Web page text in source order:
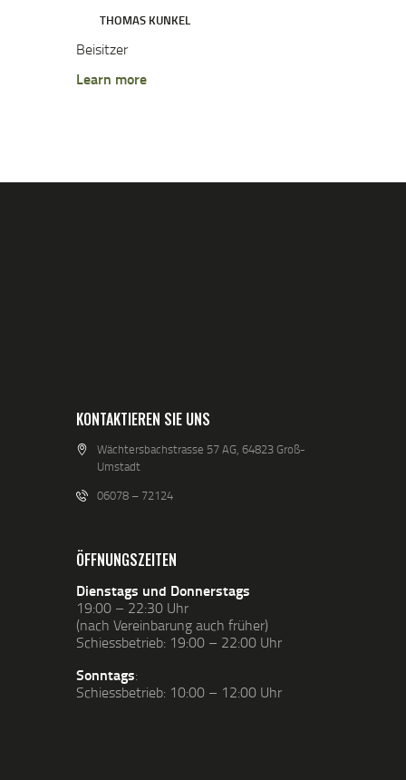
THOMAS KUNKEL
Beisitzer
Learn more
KONTAKTIEREN SIE UNS
Wächtersbachstrasse 57 AG, 64823 Groß-
Umstadt
06078 – 72124
ÖFFNUNGSZEITEN
Dienstags und Donnerstags
19:00 – 22:30 Uhr
(nach Vereinbarung auch früher)
Schiessbetrieb: 19:00 – 22:00 Uhr
Sonntags:
Schiessbetrieb: 10:00 – 12:00 Uhr